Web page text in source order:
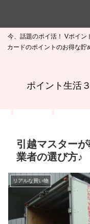
今、話題のポイ活！ Vポイン
カードのポイントのお得な貯
ポイント生活
引越マスター
業者の選び方♪
リアルな買い物